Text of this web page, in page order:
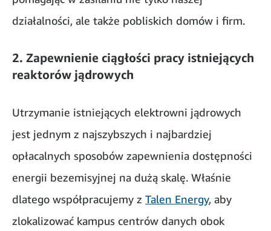
działalności, ale także pobliskich domów i firm.
2. Zapewnienie ciągłości pracy istniejących
reaktorów jądrowych
Utrzymanie istniejących elektrowni jądrowych
jest jednym z najszybszych i najbardziej
opłacalnych sposobów zapewnienia dostępności
energii bezemisyjnej na dużą skalę. Właśnie
dlatego współpracujemy z Talen Energy, aby
zlokalizować kampus centrów danych obok